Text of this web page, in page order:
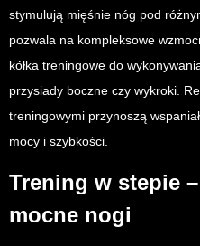
stymulują mięśnie nóg pod
pozwala na kompleksowe
kółka treningowe do
przysiady boczne czy wykroki.
treningowymi przynoszą
mocy i szybkości.
Trening w stepie
mocne nogi